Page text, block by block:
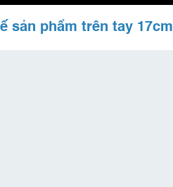
sản phẩm trên tay 17cm